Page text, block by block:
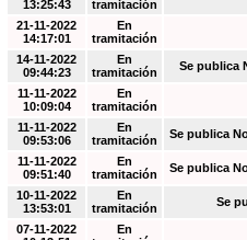
13:25:43
tramitación
21-11-2022
14:17:01
En
tramitación
14-11-2022
09:44:23
En
tramitación
Se publica
11-11-2022
10:09:04
En
tramitación
11-11-2022
09:53:06
En
tramitación
Se publica
11-11-2022
09:51:40
En
tramitación
Se publica
10-11-2022
13:53:01
En
tramitación
Se
07-11-2022
En